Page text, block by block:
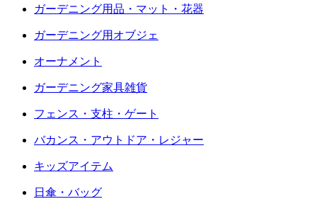
ガーデニング用品・マット・花器
ガーデニング用オブジェ
オーナメント
ガーデニング家具雑貨
フェンス・支柱・ゲート
バカンス・アウトドア・レジャー
キッズアイテム
日傘・バッグ